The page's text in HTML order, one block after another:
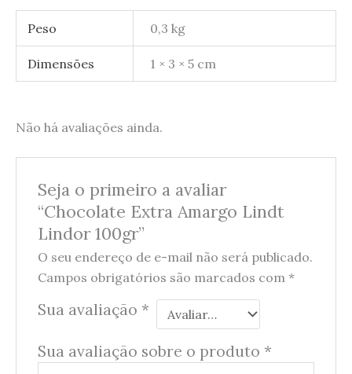
Peso 0,3 kg
Dimensões 1 × 3 × 5 cm
Não há avaliações ainda.
Seja o primeiro a avaliar
“Chocolate Extra Amargo Lindt
Lindor 100gr”
O seu endereço de e-mail não será publicado.
Campos obrigatórios são marcados com *
Sua avaliação *
Sua avaliação sobre o produto *